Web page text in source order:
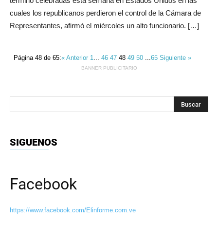
cuales los republicanos perdieron el control de la Cámara de
Representantes, afirmó el miércoles un alto funcionario. […]
Página 48 de 65:« Anterior 1... 464748 4950 ...65 Siguiente »
BANNER PUBLICITARIO
SIGUENOS
Facebook
https://www.facebook.com/Elinforme.com.ve